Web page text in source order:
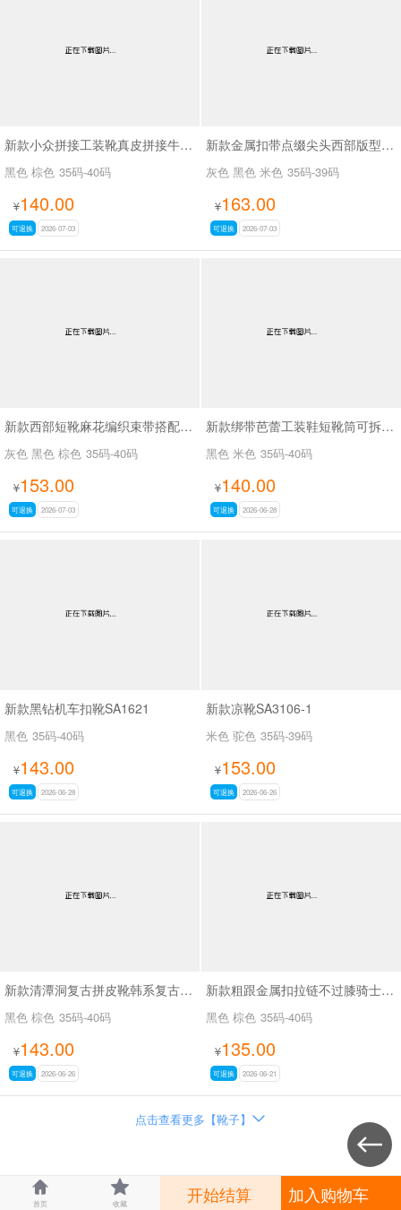
新款小众拼接工装靴真皮拼接牛仔布SA111
黑色 棕色 35码-40码
¥140.00
可退换 2026-07-03
新款金属扣带点缀尖头西部版型废土风尖头长靴SA8034
灰色 黑色 米色 35码-39码
¥163.00
可退换 2026-07-03
新款西部短靴麻花编织束带搭配金属扣SA8035
灰色 黑色 棕色 35码-40码
¥153.00
可退换 2026-07-03
新款绑带芭蕾工装鞋短靴筒可拆SA8031
黑色 米色 35码-40码
¥140.00
可退换 2026-06-28
新款黑钻机车扣靴SA1621
黑色 35码-40码
¥143.00
可退换 2026-06-28
新款凉靴SA3106-1
米色 驼色 35码-39码
¥153.00
可退换 2026-06-26
新款清潭洞复古拼皮靴韩系复古拼接骑士靴SA8033
黑色 棕色 35码-40码
¥143.00
可退换 2026-06-26
新款粗跟金属扣拉链不过膝骑士靴复古拼色西部牛仔靴SA709
黑色 棕色 35码-40码
¥135.00
可退换 2026-06-21
点击查看更多【靴子】 


首页

收藏 开始结算 加入购物车